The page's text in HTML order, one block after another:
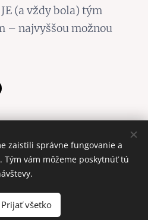
(a vždy bola) tým
– najvyššou možnou
poskytolPexels
Jazyky
English
zaistili správne fungovanie a
Tým vám môžeme poskytnúť tú
Prijať všetko